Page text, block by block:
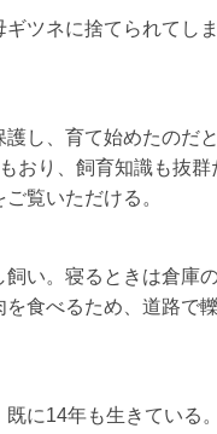
ツネに捨てられてし
し、育て始めたのだ
おり、飼育知識も抜
覧いただける。
い。寝るときは倉庫
食べるため、道路で
に14年も生きている